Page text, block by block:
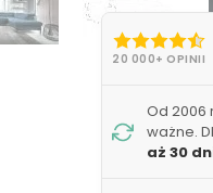
20 000+ OPINII
Od 2006
ważne.
aż 30